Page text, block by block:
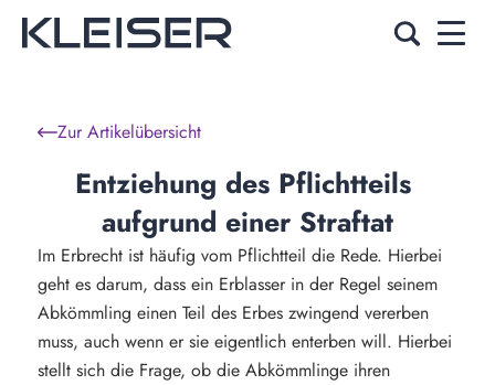
Zur Artikelübersicht
Entziehung des Pflichtteils
aufgrund einer Straftat
Im Erbrecht ist häufig vom Pflichtteil die Rede. Hierbei
geht es darum, dass ein Erblasser in der Regel seinem
Abkömmling einen Teil des Erbes zwingend vererben
muss, auch wenn er sie eigentlich enterben will. Hierbei
stellt sich die Frage, ob die Abkömmlinge ihren